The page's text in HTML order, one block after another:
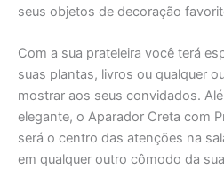
seus objetos de decoração
Com a sua prateleira você terá
suas plantas, livros ou qualquer
mostrar aos seus convidados.
elegante, o Aparador Creta com
será o centro das atenções na
em qualquer outro cômodo da